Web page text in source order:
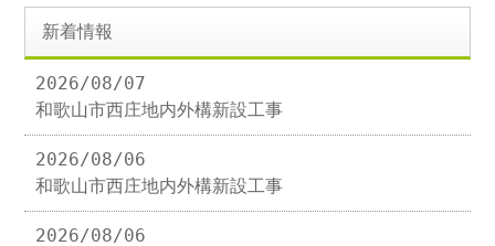
新着情報
2026/08/07
和歌山市西庄地内外構新設工事
2026/08/06
和歌山市西庄地内外構新設工事
2026/08/06